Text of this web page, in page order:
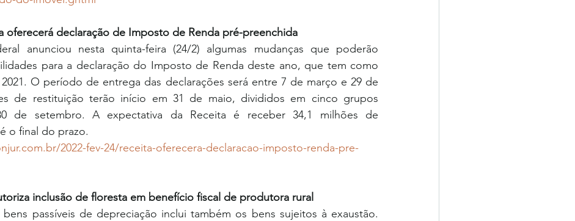
oferecerá declaração de Imposto de Renda pré-preenchida
anunciou nesta quinta-feira (24/2) algumas mudanças que poderão
para a declaração do Imposto de Renda deste ano, que tem como
O período de entrega das declarações será entre 7 de março e 29 de
de restituição terão início em 31 de maio, divididos em cinco grupos
de setembro. A expectativa da Receita é receber 34,1 milhões de
o final do prazo.
2022-fev-24/receita-oferecera-declaracao-imposto-renda-pre-
inclusão de floresta em benefício fiscal de produtora rural
passíveis de depreciação inclui também os bens sujeitos à exaustão.